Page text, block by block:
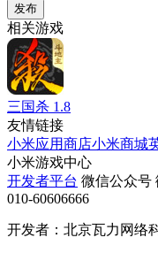
发布
相关游戏
三国杀 1.8
友情链接
小米应用商店小米商城
小米游戏中心
开发者平台 微信公众号
010-60606666
开发者：北京瓦力网络